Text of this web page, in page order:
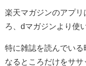
楽天マガジンのアプリ
ろ、dマガジンより使
特に雑誌を読んでい
なるところだけをサ